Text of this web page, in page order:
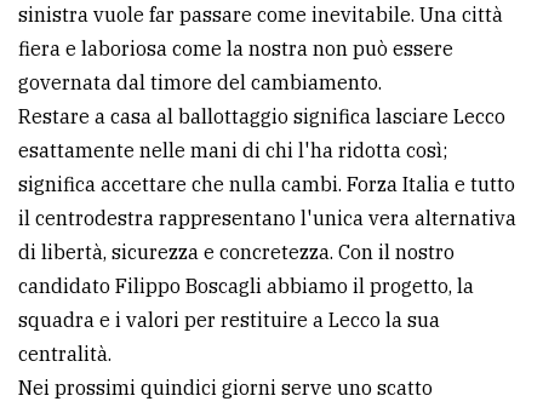
sinistra vuole far passare come inevitabile. Una città
fiera e laboriosa come la nostra non può essere
governata dal timore del cambiamento.
Restare a casa al ballottaggio significa lasciare Lecco
esattamente nelle mani di chi l'ha ridotta così;
significa accettare che nulla cambi. Forza Italia e tutto
il centrodestra rappresentano l'unica vera alternativa
di libertà, sicurezza e concretezza. Con il nostro
candidato Filippo Boscagli abbiamo il progetto, la
squadra e i valori per restituire a Lecco la sua
centralità.
Nei prossimi quindici giorni serve uno scatto